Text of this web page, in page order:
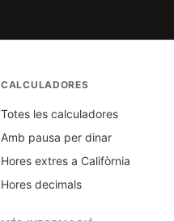
CALCULADORES
Totes les calculadores
Amb pausa per dinar
Hores extres a Califòrnia
Hores decimals